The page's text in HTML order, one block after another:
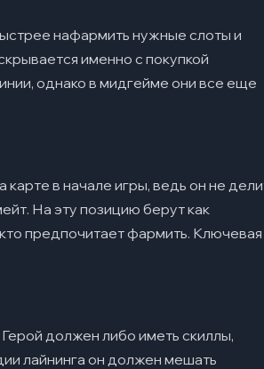
нафармить нужные слоты и
именно с покупкой
однако в мидгейме они все еще
карте в начале игры, ведь он не
На эту позицию берут как
кто предпочитает фармить. Ключевая
должен либо иметь скиллы,
лайнинга он должен мешать